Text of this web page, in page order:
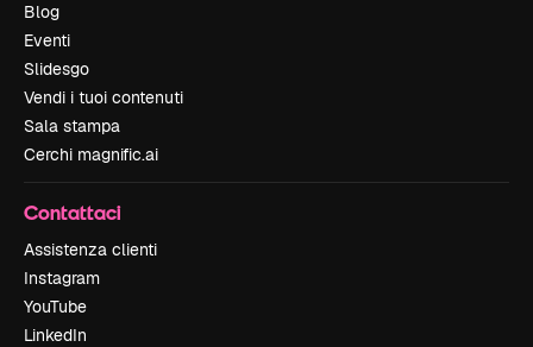
Blog
Eventi
Slidesgo
Vendi i tuoi contenuti
Sala stampa
Cerchi magnific.ai
Contattaci
Assistenza clienti
Instagram
YouTube
LinkedIn